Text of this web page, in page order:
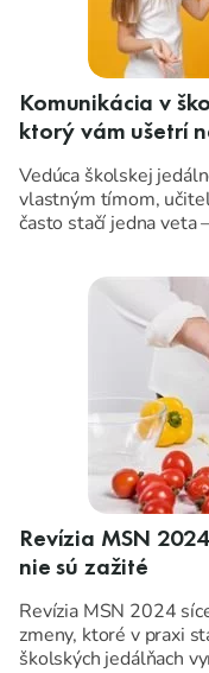
Komunikácia v
ktorý vám ušetrí
Vedúca školskej
vlastným tímom,
často stačí jedna veta
rukách pár princípov,
druhá strana práve nie
Revízia MSN
nie sú zažité
Revízia MSN 2024
zmeny, ktoré v praxi
školských jedálňach